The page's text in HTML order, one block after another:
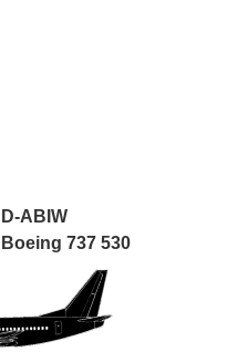
D-ABIW
Boeing 737 530